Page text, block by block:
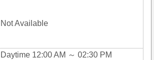
Not Available
Daytime 12:00 AM ～ 02:30 PM